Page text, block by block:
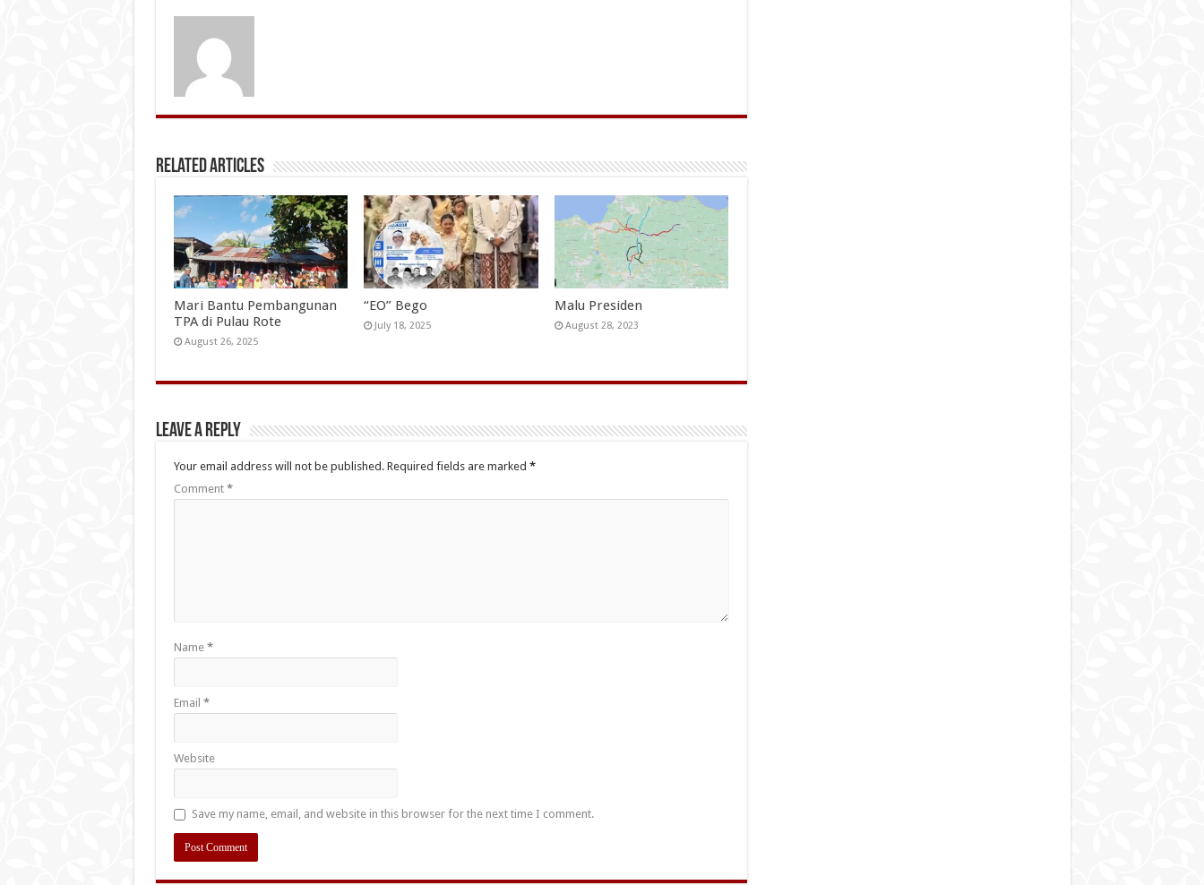
Related Articles
Mari Bantu Pembangunan
TPA di Pulau Rote
August 26, 2025
“EO” Bego
July 18, 2025
Malu Presiden
August 28, 2023
Leave a Reply
Your email address will not be published. Required fields are marked *
Comment *
Name *
Email *
Website
Save my name, email, and website in this browser for the next time I comment.